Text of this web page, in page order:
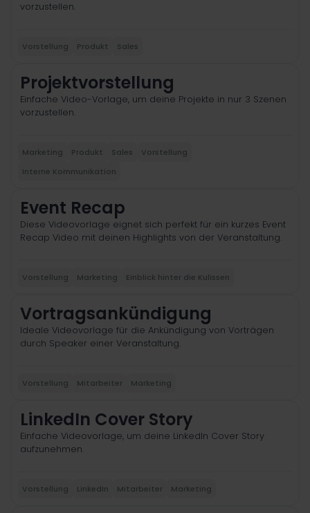
vorzustellen.
Vorstellung Produkt Sales
Projektvorstellung
Einfache Video-Vorlage, um deine Projekte in nur 3 Szenen
vorzustellen.
Marketing Produkt Sales
Vorstellung
Interne Kommunikation
Event Recap
Diese Videovorlage eignet sich perfekt für ein kurzes Event
Recap Video mit deinen Highlights von der Veranstaltung.
Vorstellung Marketing Einblick hinter die Kulissen
Vortragsankündigung
Ideale Videovorlage für die Ankündigung von Vorträgen
durch Speaker einer Veranstaltung.
Vorstellung Mitarbeiter Marketing
LinkedIn Cover Story
Einfache Videovorlage, um deine LinkedIn Cover Story
aufzunehmen.
Vorstellung LinkedIn Mitarbeiter Marketing